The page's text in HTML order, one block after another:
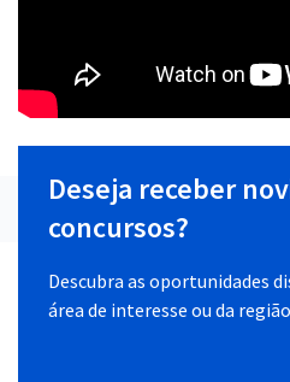
Deseja receber
concursos?
Descubra as oportunidades
área de interesse ou da